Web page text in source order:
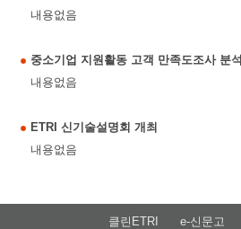
내용없음
중소기업 지원활동 고객 만족도조사 분석
내용없음
ETRI 신기술설명회 개최
내용없음
클린ETRI e-신문고